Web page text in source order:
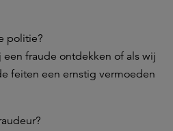
politie?
fraude ontdekken of als wij
feiten een ernstig vermoeden